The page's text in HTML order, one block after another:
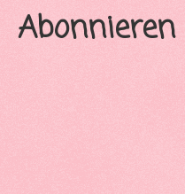
Abonnieren